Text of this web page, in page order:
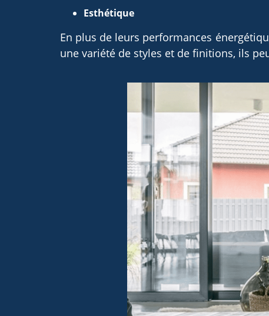
Esthétique
En plus de leurs performances
une variété de styles et de finitions, ils